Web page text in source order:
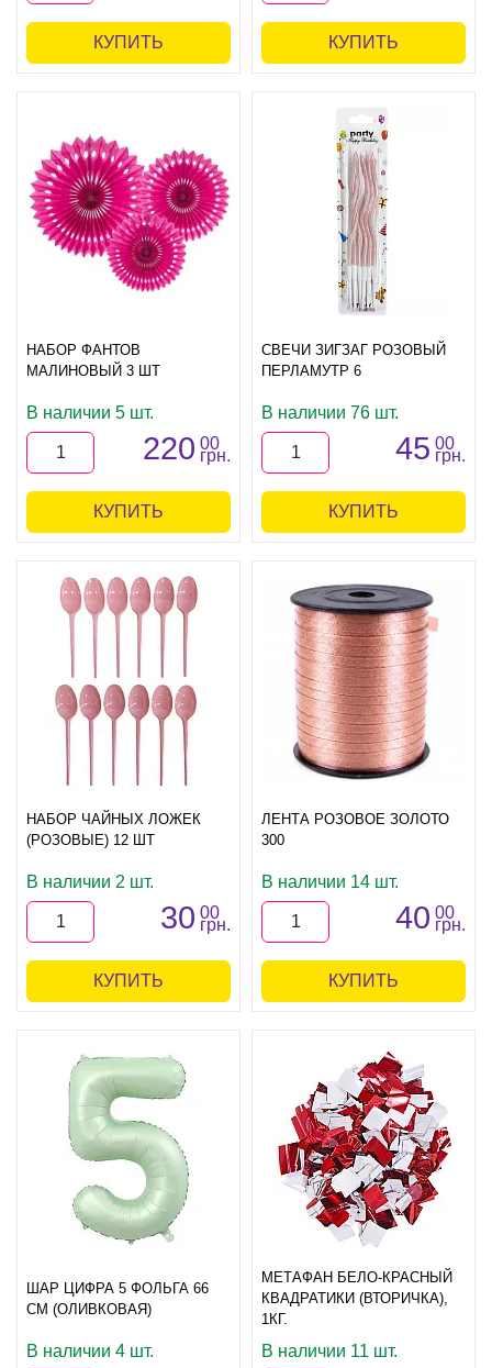
КУПИТЬ КУПИТЬ
НАБОР ФАНТОВ
МАЛИНОВЫЙ 3 ШТ
В наличии 5 шт.
220 00
грн.
КУПИТЬ
СВЕЧИ ЗИГЗАГ РОЗОВЫЙ
ПЕРЛАМУТР 6
В наличии 76 шт.
45 00
грн.
КУПИТЬ
НАБОР ЧАЙНЫХ ЛОЖЕК
(РОЗОВЫЕ) 12 ШТ
В наличии 2 шт.
30 00
грн.
КУПИТЬ
ЛЕНТА РОЗОВОЕ ЗОЛОТО
300
В наличии 14 шт.
40 00
грн.
КУПИТЬ
ШАР ЦИФРА 5 ФОЛЬГА 66
СМ (ОЛИВКОВАЯ)
В наличии 4 шт.
МЕТАФАН БЕЛО-КРАСНЫЙ
КВАДРАТИКИ (ВТОРИЧКА),
1КГ.
В наличии 11 шт.